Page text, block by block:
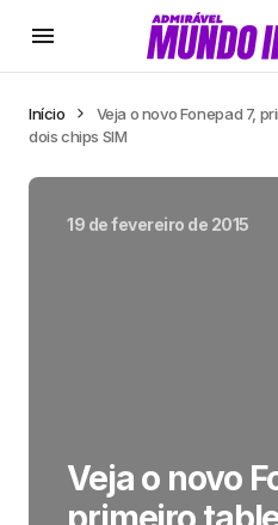
Início
Veja o novo Fonepad 7,
dois chips SIM
19 de fevereiro de 2015
Veja o novo